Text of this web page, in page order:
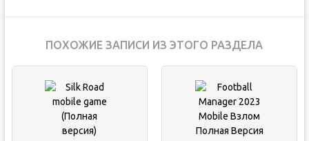
ПОХОЖИЕ ЗАПИСИ ИЗ ЭТОГО РАЗДЕЛА